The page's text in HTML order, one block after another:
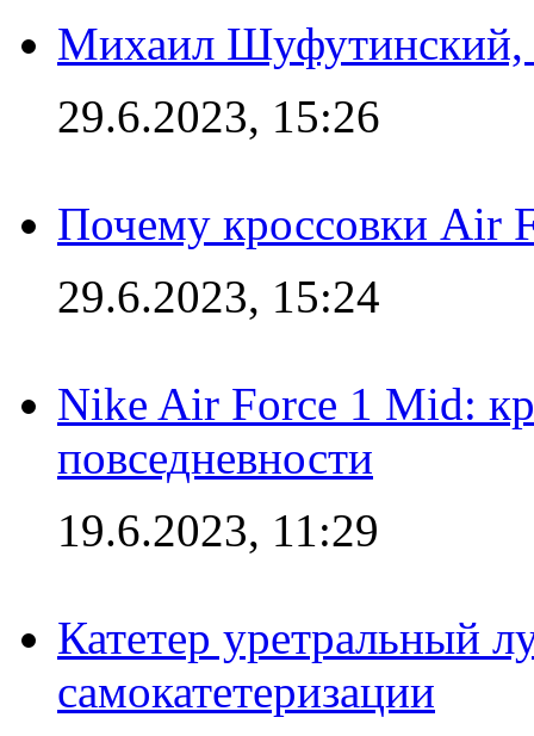
Михаил Шуфутинский,
29.6.2023, 15:26
Почему кроссовки Air
29.6.2023, 15:24
Nike Air Force 1 Mid:
повседневности
19.6.2023, 11:29
Катетер уретральный
самокатетеризации